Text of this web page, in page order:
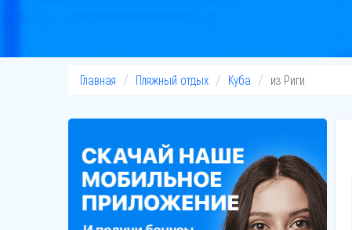
Главная Пляжный отдых Куба из Риги